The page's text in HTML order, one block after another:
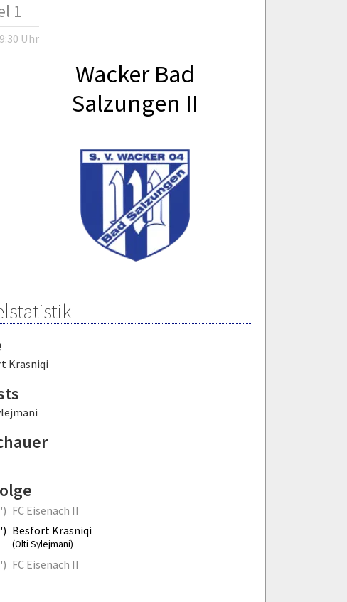
1
Uhr
Wacker Bad
Salzungen II
Krasniqi
FC Eisenach II
Besfort Krasniqi
(Olti Sylejmani)
FC Eisenach II